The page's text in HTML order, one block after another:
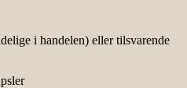
i handelen) eller tilsvarende